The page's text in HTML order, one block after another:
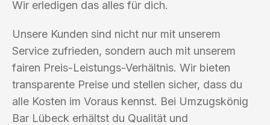
Wir erledigen das alles für dich.
Unsere Kunden sind nicht nur mit unserem
Service zufrieden, sondern auch mit unserem
fairen Preis-Leistungs-Verhältnis. Wir bieten
transparente Preise und stellen sicher, dass du
alle Kosten im Voraus kennst. Bei Umzugskönig
Bar Lübeck erhältst du Qualität und